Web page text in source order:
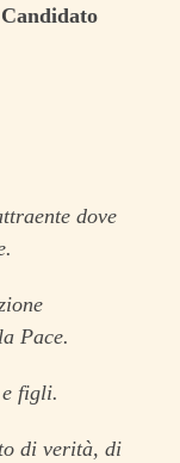
dove
Pace.
figli.
di verità, di